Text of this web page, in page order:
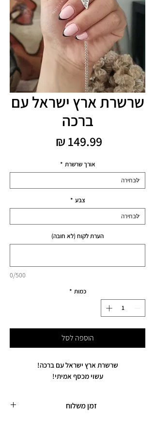
שרשרת ארץ ישראל עם
ברכה
אורך שרשרת *
צבע *
הערת לקוח (לא חובה)
0/500
כמות *
הוספה לסל
שרשרת ארץ ישראל עם ברכה!
עשוי מכסף אמיתי!
זמן משלוח